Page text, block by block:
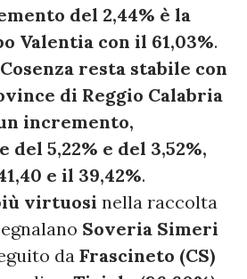
del 2,44% è la
Valentia con il 61,03%.
resta stabile con
di Reggio Calabria
incremento,
5,22% e del 3,52%,
e il 39,42%.
virtuosi nella raccolta
Soveria Simeri
da Frascineto (CS)